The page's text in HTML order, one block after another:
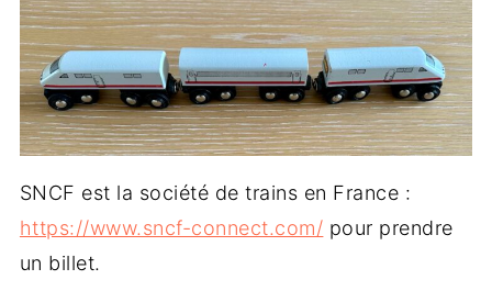
SNCF est la société de trains en France :
https://www.sncf-connect.com/ pour prendre
un billet.